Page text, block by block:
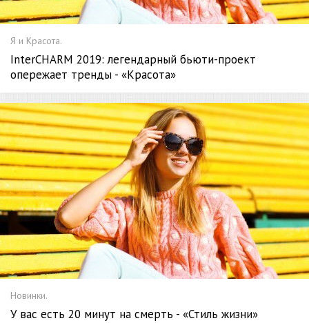
Я и Красота.
InterCHARM 2019: легендарный бьюти-проект
опережает тренды - «Красота»
Новинки.
У вас есть 20 минут на смерть - «Стиль жизни»